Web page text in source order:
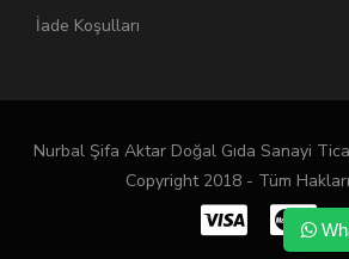
İade Koşulları
Nurbal Şifa Aktar Doğal Gıda Sanayi
Copyright 2018 - Tüm Hakları